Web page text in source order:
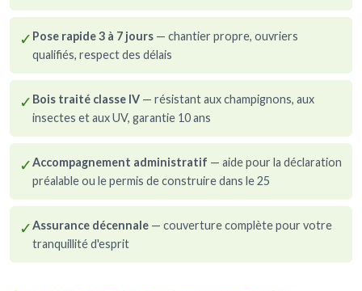
✓ Pose rapide 3 à 7 jours — chantier propre, ouvriers
qualifiés, respect des délais
✓ Bois traité classe IV — résistant aux champignons, aux
insectes et aux UV, garantie 10 ans
✓Accompagnement administratif — aide pour la déclaration
préalable ou le permis de construire dans le 25
✓Assurance décennale — couverture complète pour votre
tranquillité d'esprit